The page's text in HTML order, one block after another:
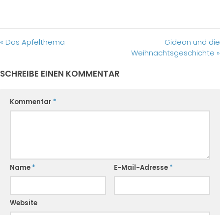
« Das Apfelthema
Gideon und die
Weihnachtsgeschichte »
SCHREIBE EINEN KOMMENTAR
Kommentar *
Name * E-Mail-Adresse *
Website